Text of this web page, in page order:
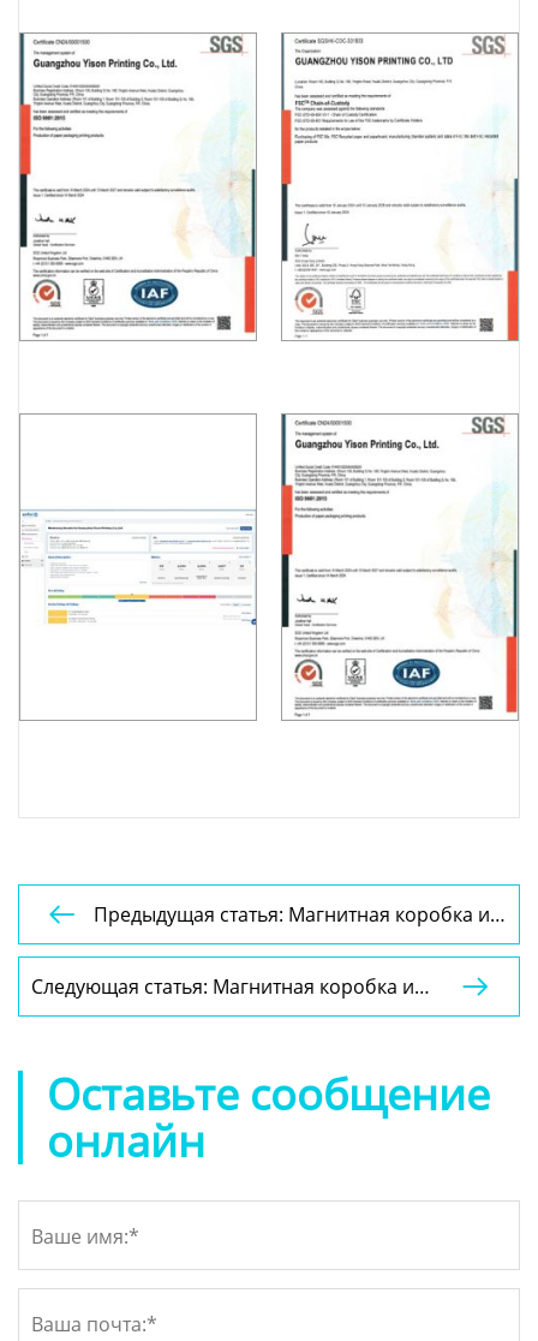

Предыдущая статья: Магнитная коробка и
складная коробка YSPBOX-1179
Следующая статья: Магнитная коробка и
складная коробка YSPBOX-1182

Оставьте сообщение
онлайн